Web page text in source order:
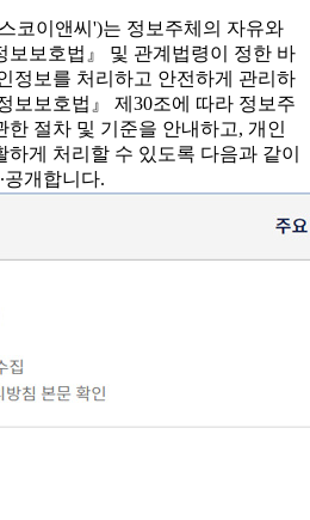
코이앤씨')는 정보주체의 자유와
보보호법』 및 관계법령이 정한 바
정보를 처리하고 안전하게 관리하
보보호법』 제30조에 따라 정보주
한 절차 및 기준을 안내하고, 개인
게 처리할 수 있도록 다음과 같이
공개합니다.